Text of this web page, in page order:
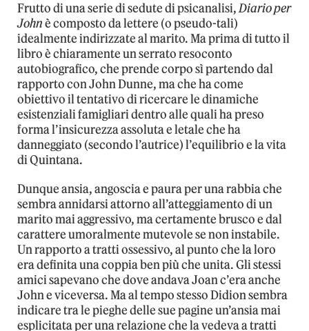
Frutto di una serie di sedute di psicanalisi,Diario per
Johnè composto da lettere (o pseudo-tali)
idealmente indirizzate al marito. Ma prima di tutto il
libro è chiaramente un serrato resoconto
autobiografico, che prende corpo sì partendo dal
rapporto con John Dunne, ma che ha come
obiettivo il tentativo di ricercare le dinamiche
esistenziali famigliari dentro alle quali ha preso
forma l’insicurezza assoluta e letale che ha
danneggiato (secondo l’autrice) l’equilibrio e la vita
di Quintana.
Dunque ansia, angoscia e paura per una rabbia che
sembra annidarsi attorno all’atteggiamento di un
marito mai aggressivo, ma certamente brusco e dal
carattere umoralmente mutevole se non instabile.
Un rapporto a tratti ossessivo, al punto che la loro
era definita una coppia ben più che unita. Gli stessi
amici sapevano che dove andava Joan c’era anche
John e viceversa. Ma al tempo stesso Didion sembra
indicare tra le pieghe delle sue pagine un’ansia mai
esplicitata per una relazione che la vedeva a tratti